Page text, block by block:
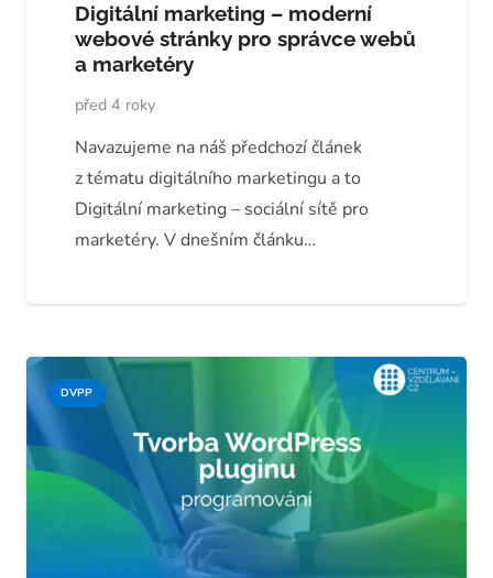
Digitální marketing – moderní
webové stránky pro správce webů
a marketéry
před 4 roky
Navazujeme na náš předchozí článek
z tématu digitálního marketingu a to
Digitální marketing – sociální sítě pro
marketéry. V dnešním článku…
DVPP